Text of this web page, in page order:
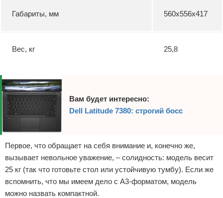
Габариты, мм 560x556x417
Вес, кг 25,8
Вам будет интересно:
Dell Latitude 7380: строгий босс
Первое, что обращает на себя внимание и, конечно же,
вызывает невольное уважение, – солидность: модель весит
25 кг (так что готовьте стол или устойчивую тумбу). Если же
вспомнить, что мы имеем дело с А3-форматом, модель
можно назвать компактной.